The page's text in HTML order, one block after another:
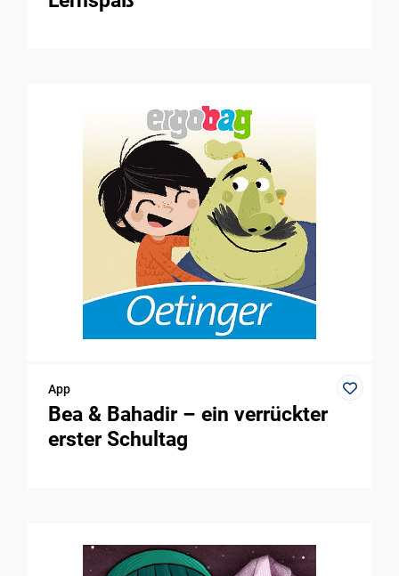
App
Bea & Bahadir – ein verrückter
erster Schultag